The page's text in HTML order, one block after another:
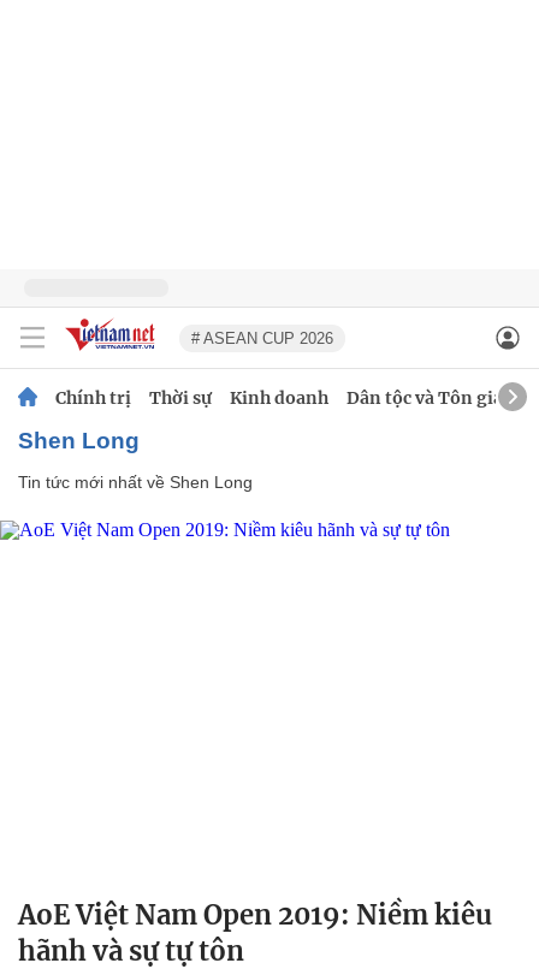
# ASEAN CUP 2026
Chính trị Thời sự Kinh doanh Dân tộc và Tôn giáo
Shen Long
Tin tức mới nhất về Shen Long
AoE Việt Nam Open 2019: Niềm kiêu
hãnh và sự tự tôn